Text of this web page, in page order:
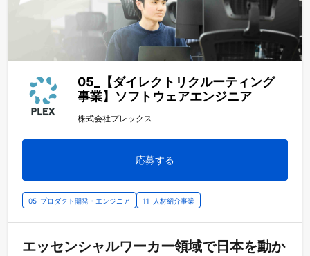
05_【ダイレクトリクルーティング
事業】ソフトウェアエンジニア
株式会社プレックス
応募する
05_プロダクト開発・エンジニア 11_人材紹介事業
エッセンシャルワーカー領域で日本を動か